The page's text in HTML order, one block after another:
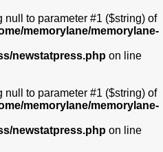
null to parameter #1 ($string) of
memorylane/memorylane-
newstatpress.php on line
null to parameter #1 ($string) of
memorylane/memorylane-
newstatpress.php on line